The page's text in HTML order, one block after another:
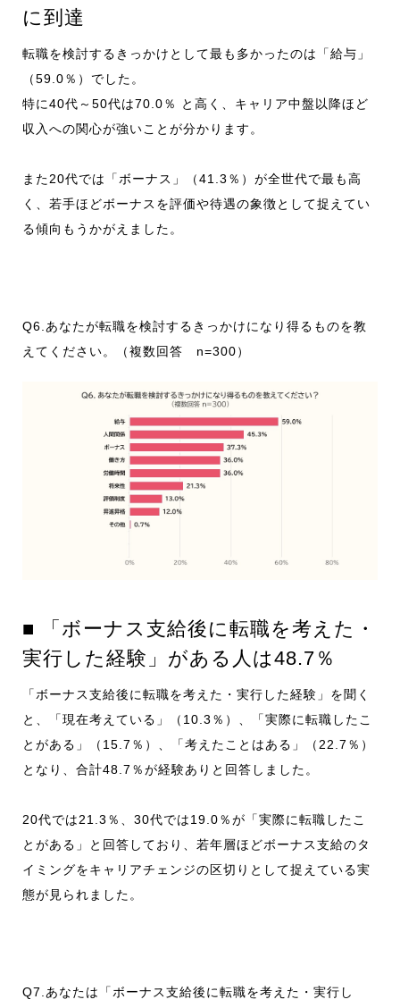
に到達
転職を検討するきっかけとして最も多かったのは「給与」
（59.0％）でした。
特に40代～50代は70.0％ と高く、キャリア中盤以降ほど
収入への関心が強いことが分かります。
また20代では「ボーナス」（41.3％）が全世代で最も高
く、若手ほどボーナスを評価や待遇の象徴として捉えてい
る傾向もうかがえました。
Q6.あなたが転職を検討するきっかけになり得るものを教
えてください。（複数回答 n=300）
■ 「ボーナス支給後に転職を考えた・
実行した経験」がある人は48.7％
「ボーナス支給後に転職を考えた・実行した経験」を聞く
と、「現在考えている」（10.3％）、「実際に転職したこ
とがある」（15.7％）、「考えたことはある」（22.7％）
となり、合計48.7％が経験ありと回答しました。
20代では21.3％、30代では19.0％が「実際に転職したこ
とがある」と回答しており、若年層ほどボーナス支給のタ
イミングをキャリアチェンジの区切りとして捉えている実
態が見られました。
Q7.あなたは「ボーナス支給後に転職を考えた・実行し